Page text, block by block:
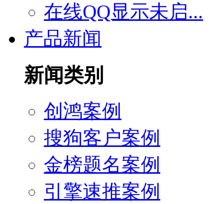
在线QQ显示未启...
产品新闻
新闻类别
创鸿案例
搜狗客户案例
金榜题名案例
引擎速推案例